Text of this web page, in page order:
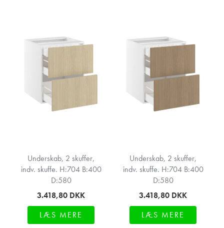
Underskab, 2 skuffer,
indv. skuffe. H:704 B:400
D:580
3.418,80 DKK
LÆS MERE
Underskab, 2 skuffer,
indv. skuffe. H:704 B:400
D:580
3.418,80 DKK
LÆS MERE